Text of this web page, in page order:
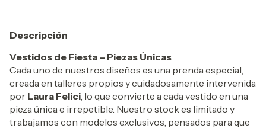
Descripción
Vestidos de Fiesta – Piezas Únicas
Cada uno de nuestros diseños es una prenda especial,
creada en talleres propios y cuidadosamente intervenida
por Laura Felici, lo que convierte a cada vestido en una
pieza única e irrepetible. Nuestro stock es limitado y
trabajamos con modelos exclusivos, pensados para que